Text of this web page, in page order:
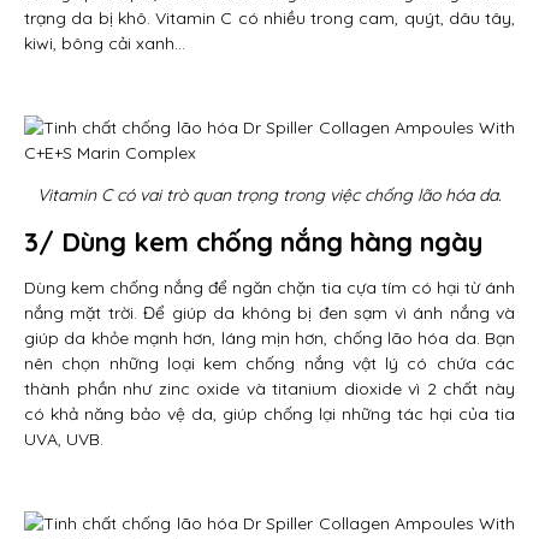
trạng da bị khô. Vitamin C có nhiều trong cam, quýt, dâu tây,
kiwi, bông cải xanh…
Vitamin C có vai trò quan trọng trong việc chống lão hóa da.
3/ Dùng kem chống nắng hàng ngày
Dùng kem chống nắng để ngăn chặn tia cựa tím có hại từ ánh
nắng mặt trời. Để giúp da không bị đen sạm vì ánh nắng và
giúp da khỏe mạnh hơn, láng mịn hơn, chống lão hóa da. Bạn
nên chọn những loại kem chống nắng vật lý có chứa các
thành phần như zinc oxide và titanium dioxide vì 2 chất này
có khả năng bảo vệ da, giúp chống lại những tác hại của tia
UVA, UVB.